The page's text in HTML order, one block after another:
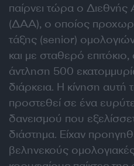
παίρνει τώρα ο
(ΔΑΑ), ο οποίος
τάξης (senior)
και με σταθερό
άντληση 500
διάρκεια. Η κίνηση
προστεθεί σε ένα
δανεισμού που
διάστημα. Είχαν
βεληνεκούς